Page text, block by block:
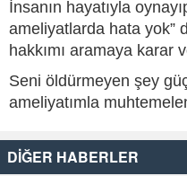
İnsanın hayatıyla
ameliyatlarda hata yok”
hakkımı aramaya karar
Seni öldürmeyen şey
ameliyatımla
DİĞER HABERLER